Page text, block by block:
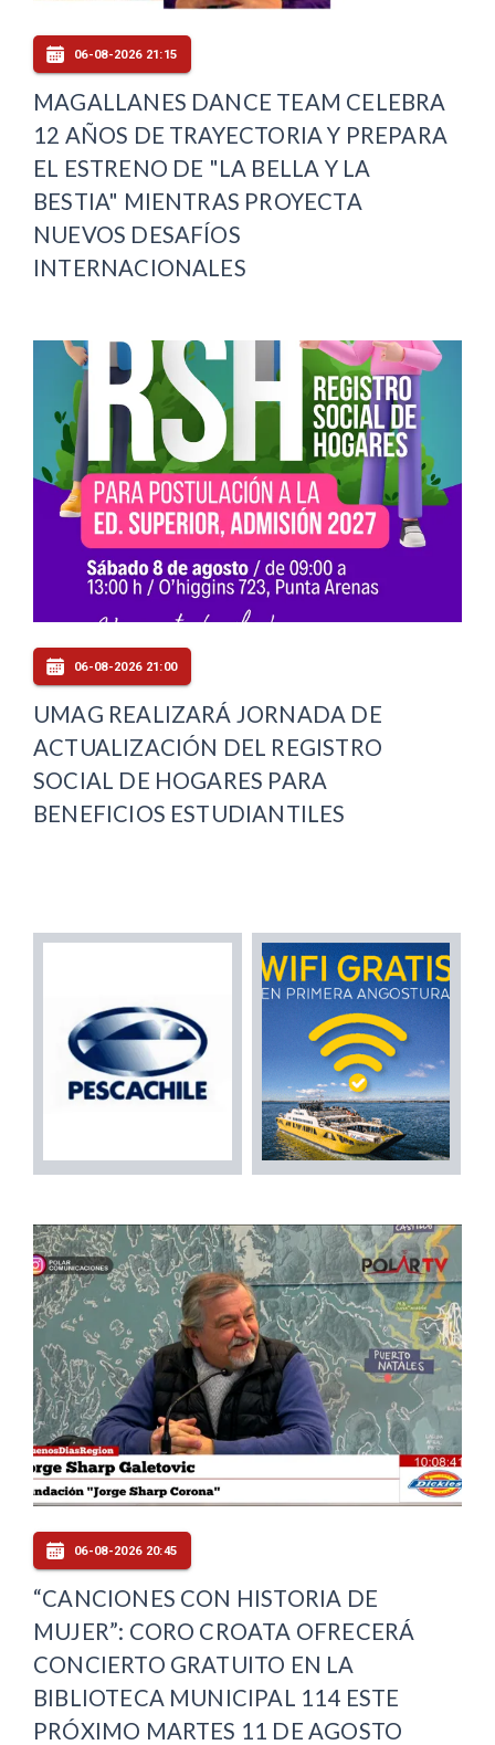
06-08-2026 21:15
MAGALLANES DANCE TEAM CELEBRA
12 AÑOS DE TRAYECTORIA Y PREPARA
EL ESTRENO DE "LA BELLA Y LA
BESTIA" MIENTRAS PROYECTA
NUEVOS DESAFÍOS
INTERNACIONALES
06-08-2026 21:00
UMAG REALIZARÁ JORNADA DE
ACTUALIZACIÓN DEL REGISTRO
SOCIAL DE HOGARES PARA
BENEFICIOS ESTUDIANTILES
06-08-2026 20:45
“CANCIONES CON HISTORIA DE
MUJER”: CORO CROATA OFRECERÁ
CONCIERTO GRATUITO EN LA
BIBLIOTECA MUNICIPAL 114 ESTE
PRÓXIMO MARTES 11 DE AGOSTO